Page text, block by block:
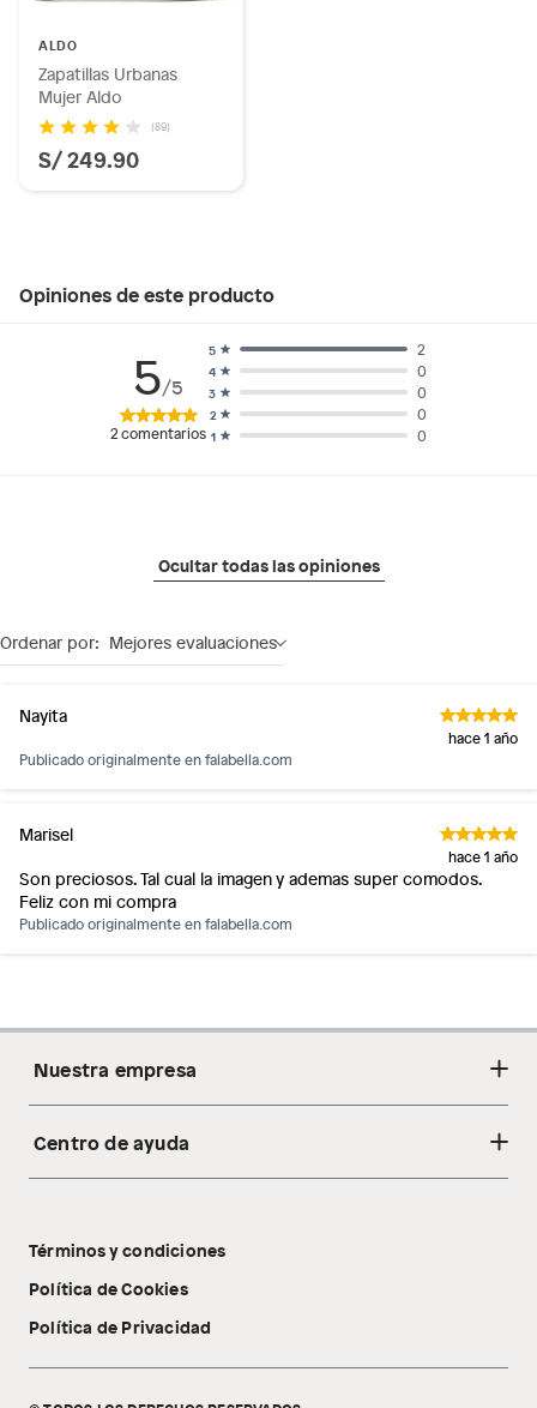
ALDO
Zapatillas Urbanas
Mujer Aldo
(89)
S/ 249.90
Opiniones de este producto
5/5
2comentarios 1 0
2 0
3 0
4 0
5 2
Ocultar todas las opiniones
Ordenar por: Mejores evaluaciones
Nayita
hace 1 año
Publicado originalmente enfalabella.com
Marisel
hace 1 año
Son preciosos. Tal cual la imagen y ademas super comodos.
Feliz con mi compra
Publicado originalmente enfalabella.com
Nuestra empresa
Acerca de nosotros
Tecnología Pillow Walk
Centro de ayuda
Libro de reclamaciones
Términos y condiciones
Política de Cookies
Política de Privacidad